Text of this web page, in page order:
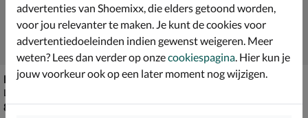
BunniesJR
Lage sneakers - bruin
€ 84,99
84,99
BunniesJR
€ 89,99
89,99
advertenties van Shoemixx, die elders getoond worden,
voor jou relevanter te maken. Je kunt de cookies voor
advertentiedoeleinden indien gewenst weigeren. Meer
weten? Lees dan verder op onzecookiespagina . Hier kun je
jouw voorkeur ook op een later moment nog wijzigen.